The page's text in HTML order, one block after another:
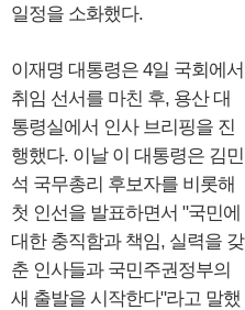
일정을 소화했다.
이재명 대통령은 4일 국회에서
취임 선서를 마친 후, 용산 대
통령실에서 인사 브리핑을 진
행했다. 이날 이 대통령은 김민
석 국무총리 후보자를 비롯해
첫 인선을 발표하면서 "국민에
대한 충직함과 책임, 실력을 갖
춘 인사들과 국민주권정부의
새 출발을 시작한다"라고 말했